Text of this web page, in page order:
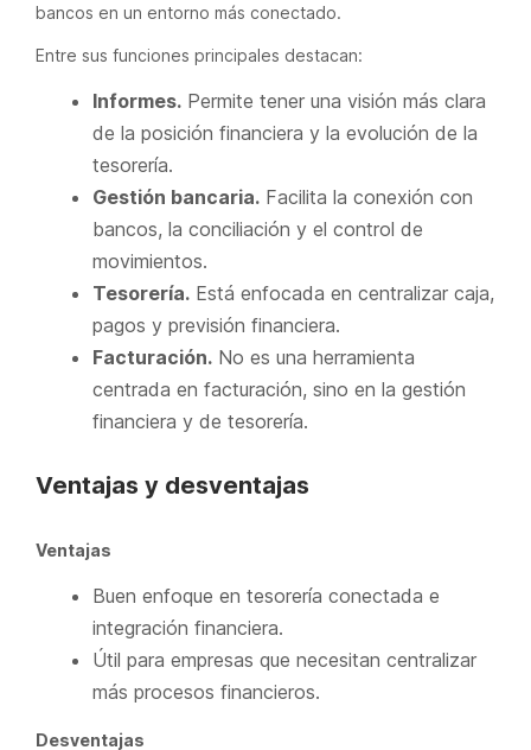
bancos en un entorno más conectado.
Entre sus funciones principales destacan:
Informes. Permite tener una visión más clara
de la posición financiera y la evolución de la
tesorería.
Gestión bancaria. Facilita la conexión con
bancos, la conciliación y el control de
movimientos.
Tesorería. Está enfocada en centralizar caja,
pagos y previsión financiera.
Facturación. No es una herramienta
centrada en facturación, sino en la gestión
financiera y de tesorería.
Ventajas y desventajas
Ventajas
Buen enfoque en tesorería conectada e
integración financiera.
Útil para empresas que necesitan centralizar
más procesos financieros.
Desventajas